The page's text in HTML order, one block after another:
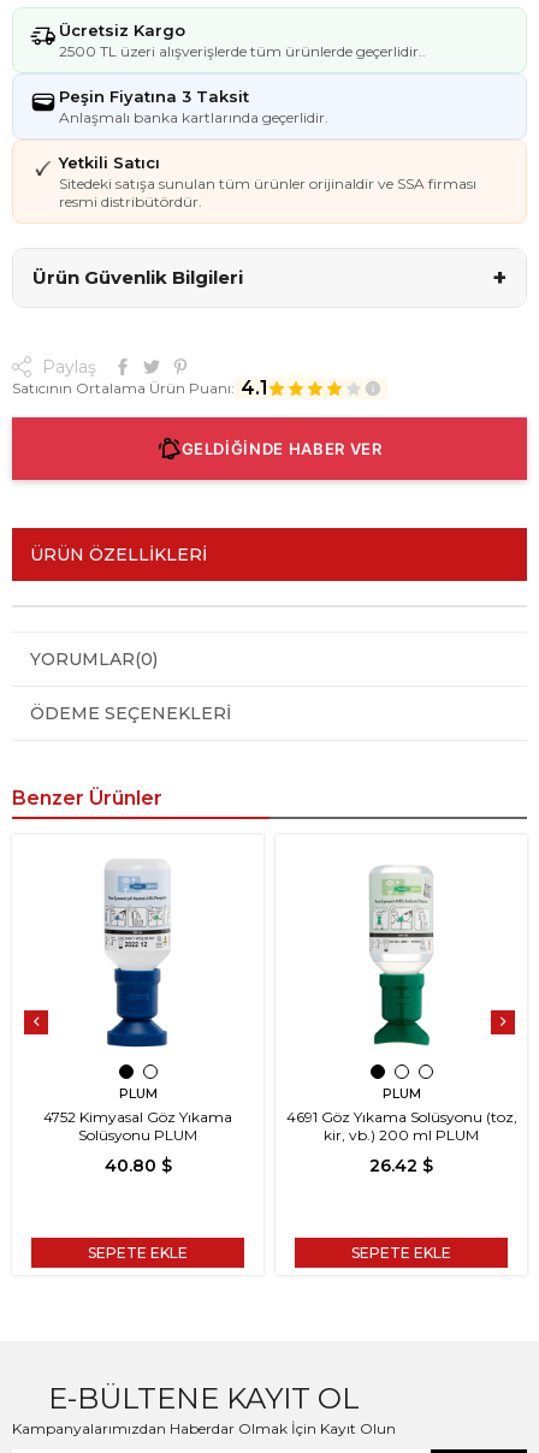
Ücretsiz Kargo
2500 TL üzeri alışverişlerde tüm ürünlerde geçerlidir..
Peşin Fiyatına 3 Taksit
Anlaşmalı banka kartlarında geçerlidir.
Yetkili Satıcı
Sitedeki satışa sunulan tüm ürünler orijinaldir ve SSA firması
resmi distribütördür.
Ürün Güvenlik Bilgileri +
Paylaş
Satıcının Ortalama Ürün Puanı: 4.1
GELDİĞİNDE HABER VER
ÜRÜN ÖZELLIKLERI
YORUMLAR(0)
ÖDEME SEÇENEKLERI
Benzer Ürünler
PLUM
4752 Kimyasal Göz Yıkama
Solüsyonu PLUM
40.80 $
SEPETE EKLE
PLUM
4691 Göz Yıkama Solüsyonu (toz,
kir, vb.) 200 ml PLUM
26.42 $
SEPETE EKLE
E-BÜLTENE KAYIT OL
Kampanyalarımızdan Haberdar Olmak İçin Kayıt Olun